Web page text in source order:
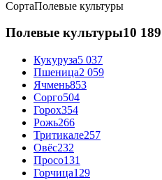
СортаПолевые культуры
Полевые культуры10
Кукуруза5 037
Пшеница2 059
Ячмень853
Сорго504
Горох354
Рожь266
Тритикале257
Овёс232
Просо131
Горчица129